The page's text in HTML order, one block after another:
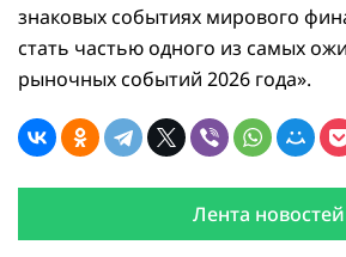
знаковых событиях мирового
стать частью одного из самых
рыночных событий 2026 года».
Лента новостей